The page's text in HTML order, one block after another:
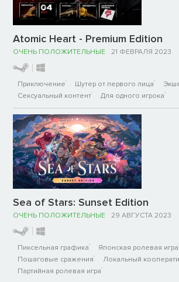
Atomic Heart - Premium Edition
ОЧЕНЬ ПОЛОЖИТЕЛЬНЫЕ 21 ФЕВРАЛЯ 2023
Приключение Шутер от первого лица
Сексуальный контент
Для одного игрока
Sea of Stars: Sunset Edition
ОЧЕНЬ ПОЛОЖИТЕЛЬНЫЕ 29 АВГУСТА 2023
Пиксельная графика
Японская ролевая игра
Пошаговые сражения
Локальный
Партийная ролевая игра